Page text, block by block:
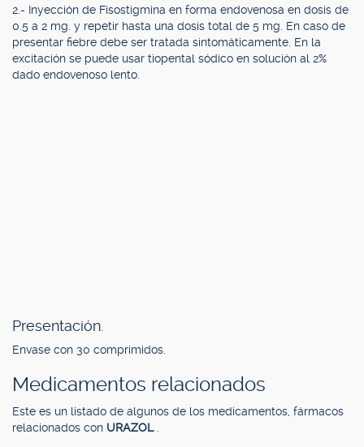
2.- Inyección de Fisostigmina en forma endovenosa en dosis de
0.5 a 2 mg. y repetir hasta una dosis total de 5 mg. En caso de
presentar fiebre debe ser tratada sintomáticamente. En la
excitación se puede usar tiopental sódico en solución al 2%
dado endovenoso lento.
Presentación.
Envase con 30 comprimidos.
Medicamentos relacionados
Este es un listado de algunos de los medicamentos, fármacos
relacionados con URAZOL